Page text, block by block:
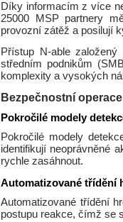
Díky informacím z více
25000 MSP partnery
provozní zátěž a posilují
Přístup N-able
středním podnikům
komplexity a vysokých
Bezpečnostní
Pokročilé modely
Pokročilé modely
identifikují neoprávněné
rychle zasáhnout.
Automatizované třídění
Automatizované třídění
postupu reakce, čímž se